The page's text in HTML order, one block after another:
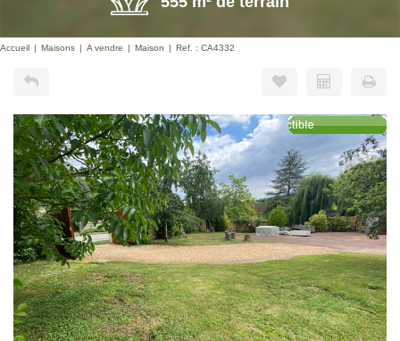
Accueil Maisons A vendre Maison Ref. : CA4332